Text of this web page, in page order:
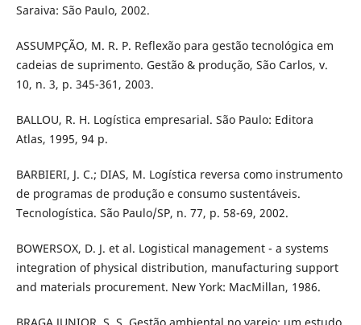
Saraiva: São Paulo, 2002.
ASSUMPÇÃO, M. R. P. Reflexão para gestão tecnológica em
cadeias de suprimento. Gestão & produção, São Carlos, v.
10, n. 3, p. 345-361, 2003.
BALLOU, R. H. Logística empresarial. São Paulo: Editora
Atlas, 1995, 94 p.
BARBIERI, J. C.; DIAS, M. Logística reversa como instrumento
de programas de produção e consumo sustentáveis.
Tecnologística. São Paulo/SP, n. 77, p. 58-69, 2002.
BOWERSOX, D. J. et al. Logistical management - a systems
integration of physical distribution, manufacturing support
and materials procurement. New York: MacMillan, 1986.